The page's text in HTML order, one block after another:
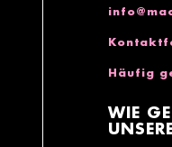
Häufig
WIE